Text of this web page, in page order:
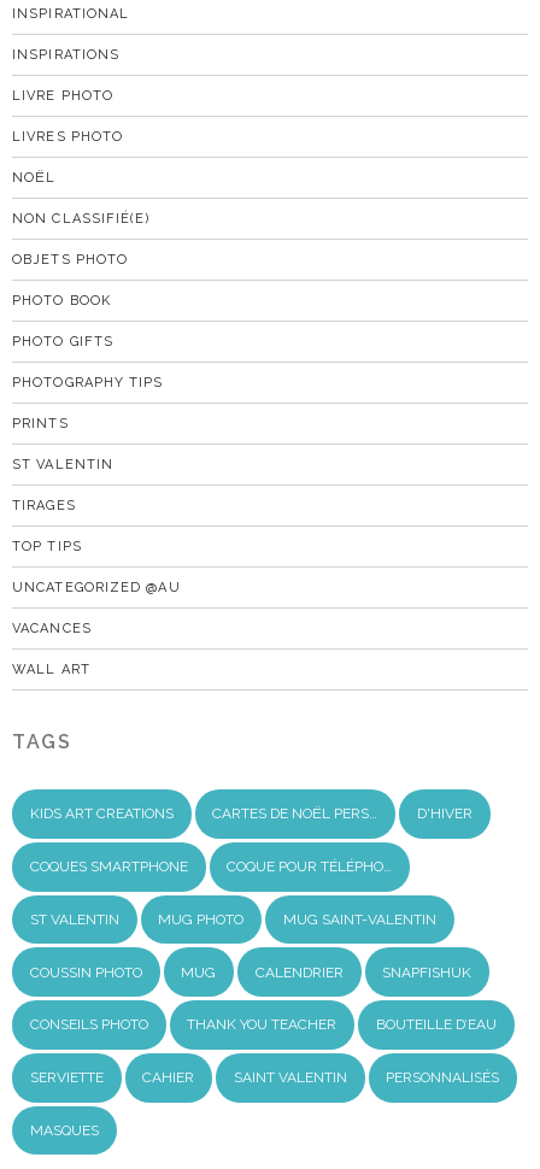
INSPIRATIONAL
INSPIRATIONS
LIVRE PHOTO
LIVRES PHOTO
NOËL
NON CLASSIFIÉ(E)
OBJETS PHOTO
PHOTO BOOK
PHOTO GIFTS
PHOTOGRAPHY TIPS
PRINTS
ST VALENTIN
TIRAGES
TOP TIPS
UNCATEGORIZED @AU
VACANCES
WALL ART
TAGS
KIDS ART CREATIONS CARTES DE NOËL PERS… D'HIVER
COQUES SMARTPHONE COQUE POUR TÉLÉPHO…
ST VALENTIN MUG PHOTO MUG SAINT-VALENTIN
COUSSIN PHOTO MUG CALENDRIER SNAPFISHUK
CONSEILS PHOTO THANK YOU TEACHER BOUTEILLE D’EAU
SERVIETTE CAHIER SAINT VALENTIN PERSONNALISÉS
MASQUES